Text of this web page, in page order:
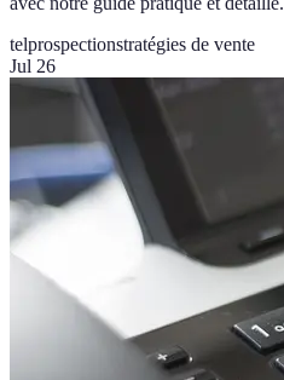
telprospectionstratégies de vente
Jul 26